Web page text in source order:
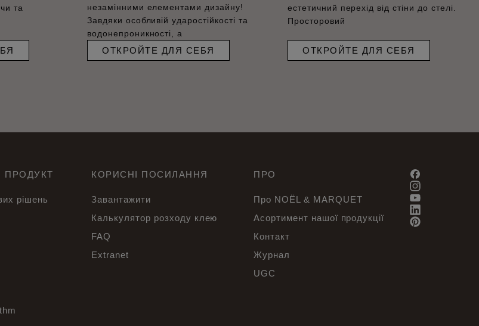
та
незамінними елементами дизайну!
Завдяки особливій ударостійкості та
водонепроникності, а
ОТКРОЙТЕ ДЛЯ СЕБЯ
естетичний перехід від стіни до стелі.
Просторовий
ОТКРОЙТЕ ДЛЯ СЕБЯ
ПРОДУКТ
рішень
КОРИСНІ ПОСИЛАННЯ
Завантажити
Калькулятор розходу клею
FAQ
Extranet
ПРО
Про NOËL & MARQUET
Асортимент нашої продукції
Контакт
Журнал
UGC